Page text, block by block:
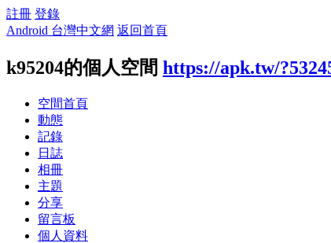
註冊 登錄
Android 台灣中文網 返回首頁
k95204的個人空間 https://apk.tw/
空間首頁
動態
記錄
日誌
相冊
主題
分享
留言板
個人資料